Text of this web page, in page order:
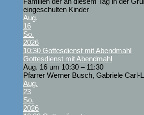
eingeschulten Kinder
Aug.
16
So.
2026
10:30 Gottesdienst mit Abendmahl
Gottesdienst mit Abendmahl
Aug. 16 um 10:30 – 11:30
Pfarrer Werner Busch, Gabriele Carl-
Aug.
23
So.
2026